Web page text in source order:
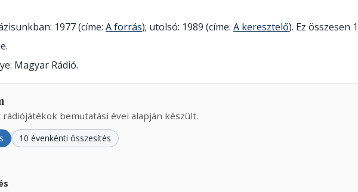
1977 (címe: A forrás); utolsó: 1989 (címe: A keresztelő). Ez összesen
Magyar Rádió.
bemutatási évei alapján készült.
10 évenkénti összesítés